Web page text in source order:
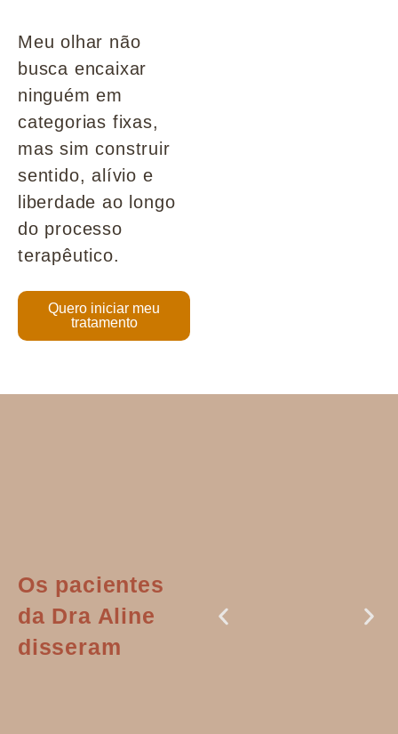
Meu olhar não
busca encaixar
ninguém em
categorias fixas,
mas sim construir
sentido, alívio e
liberdade ao longo
do processo
terapêutico.
Quero iniciar meu
tratamento
Os pacientes
da Dra Aline
disseram